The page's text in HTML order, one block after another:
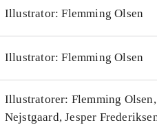
Illustrator: Flemming Olsen
Illustrator: Flemming Olsen
Illustratorer: Flemming
Nejstgaard, Jesper